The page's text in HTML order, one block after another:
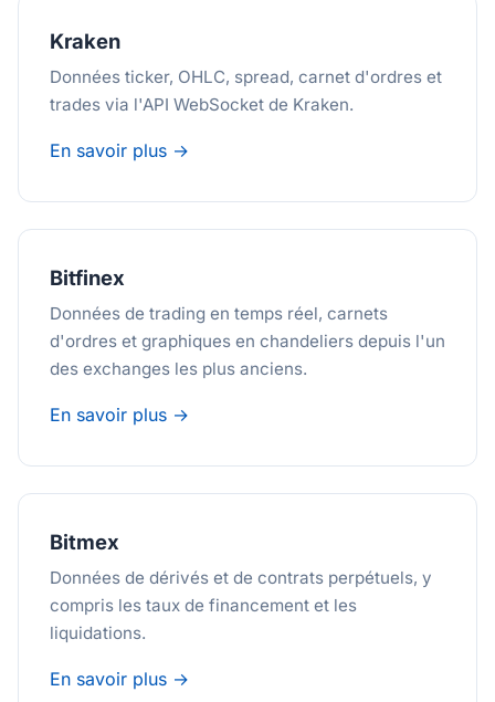
Kraken
Données ticker, OHLC, spread, carnet d'ordres et
trades via l'API WebSocket de Kraken.
En savoir plus →
Bitfinex
Données de trading en temps réel, carnets
d'ordres et graphiques en chandeliers depuis l'un
des exchanges les plus anciens.
En savoir plus →
Bitmex
Données de dérivés et de contrats perpétuels, y
compris les taux de financement et les
liquidations.
En savoir plus →